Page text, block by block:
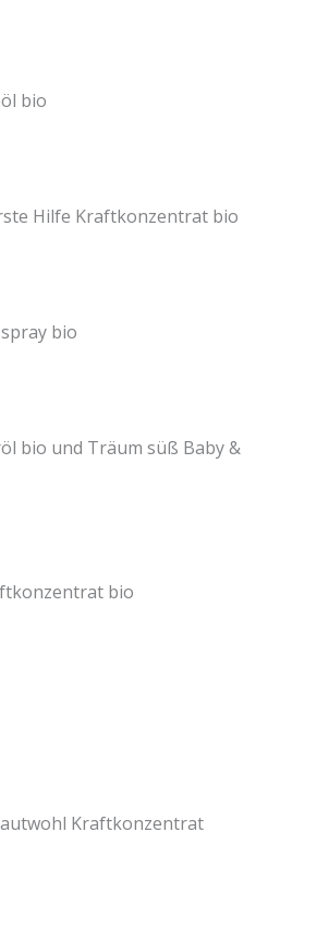
bio
Hilfe Kraftkonzentrat bio
bio
bio und Träum süß Baby &
bio
Kraftkonzentrat